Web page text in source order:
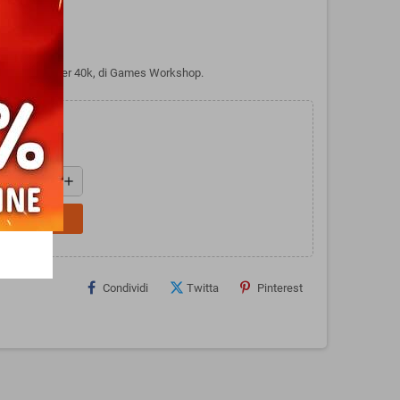
Warhammer 40k, di Games Workshop.
add
Condividi Twitta Pinterest